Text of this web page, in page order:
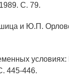
С. 79.
и Ю.П.
445-446.